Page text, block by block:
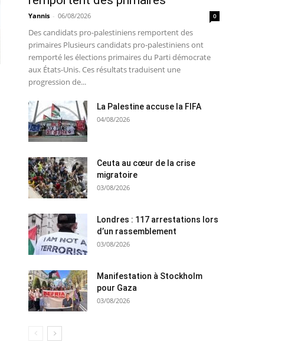
Yannis - 06/08/2026 0
Des candidats pro-palestiniens remportent des
primaires Plusieurs candidats pro-palestiniens ont
remporté les élections primaires du Parti démocrate
aux États-Unis. Ces résultats traduisent une
progression de...
La Palestine accuse la FIFA
04/08/2026
Ceuta au cœur de la crise
migratoire
03/08/2026
Londres : 117 arrestations lors
d’un rassemblement
03/08/2026
Manifestation à Stockholm
pour Gaza
03/08/2026